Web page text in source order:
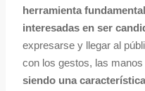
herramienta
interesadas en ser
expresarse y llegar al
con los gestos, las
siendo una